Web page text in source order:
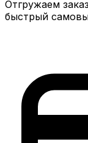
Отгружаем
быстрый